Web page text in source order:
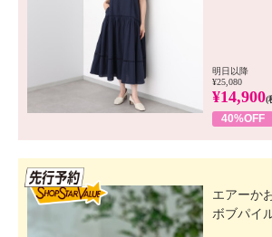
明日以降
¥25,080
¥14,900(
40%OFF
エアーか
ボブパイ